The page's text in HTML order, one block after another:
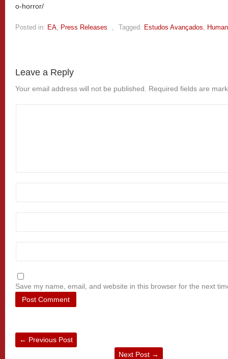
o-horror/
Posted in: EA, Press Releases , Tagged: Estudos Avançados,
Leave a Reply
Your email address will not be published. Required fields are
Save my name, email, and website in this browser for the next
← Previous Post
Next Post →